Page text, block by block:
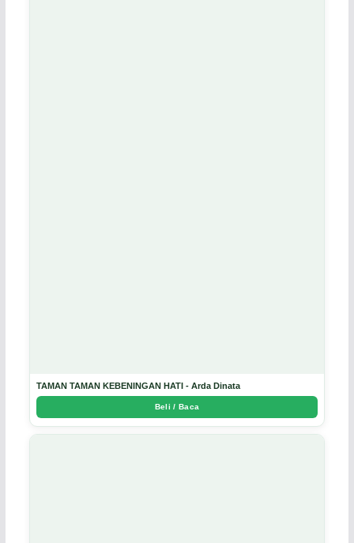
TAMAN TAMAN KEBENINGAN HATI - Arda Dinata
Beli / Baca